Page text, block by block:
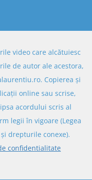
video care alcătuiesc
de autor ale acestora,
Copierea și
online sau scrise,
acordului scris al
legii în vigoare (Legea
drepturile conexe).
confidentialitate